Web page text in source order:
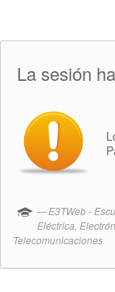
La sesión
E3TWeb -
Eléctrica,
Telecomunicaciones